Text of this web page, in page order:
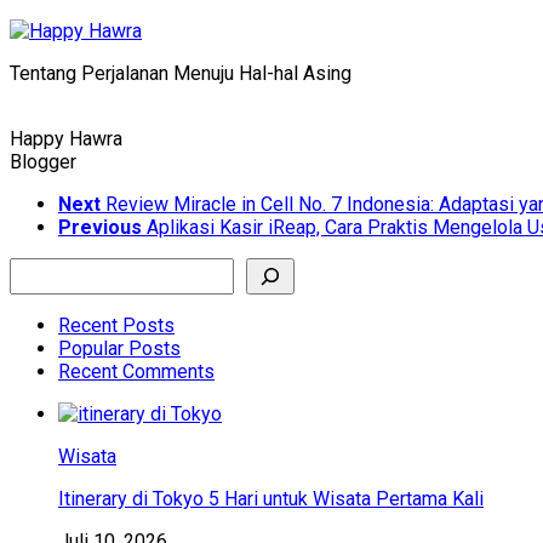
Skip
content
Tentang Perjalanan Menuju Hal-hal Asing
Happy Hawra
Blogger
Next Review Miracle in Cell No. 7 Indonesia: Adaptasi
Previous Aplikasi Kasir iReap, Cara Praktis Mengelola
Recent Posts
Popular Posts
Recent Comments
Wisata
Itinerary di Tokyo 5 Hari untuk Wisata Pertama Kali